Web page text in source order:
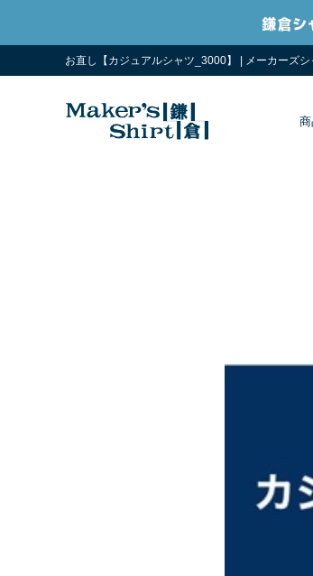
お直し【カジュアルシャツ_3000】 | メーカーズ